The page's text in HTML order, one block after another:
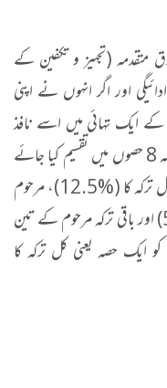
متقدمہ (تجہیز و تکفین کے
اور اگر انہوں نے اپنی
ایک تہائی میں اسے نافذ
کرنے) کے بعد باقی کل منقولہ و غیر منقولہ ترکہ 8 حصوں میں تقسیم کیا جائے
گا، جن میں سے مرحوم کی بیوہ کو 1 حصہ یعنی کل ترکہ کا (%12.5)، مرحوم
کی اکلوتی بیٹی کو 4 حصے یعنی کل ترکہ کا (%50) اور باقی ترکہ مرحوم کے تین
کو ایک حصہ یعنی کل ترکہ کا